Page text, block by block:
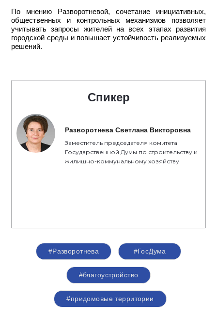
По мнению Разворотневой, сочетание инициативных,
общественных и контрольных механизмов позволяет
учитывать запросы жителей на всех этапах развития
городской среды и повышает устойчивость реализуемых
решений.
Спикер
Разворотнева Светлана Викторовна
Заместитель председателя комитета
Государственной Думы по строительству и
жилищно-коммунальному хозяйству
#Разворотнева #ГосДума
#благоустройство
#придомовые территории